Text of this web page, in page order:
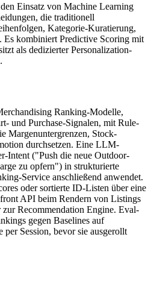
Einsatz von Machine Learning
die traditionell
Kategorie-Kuratierung,
Es kombiniert Predictive Scoring mit
als dedizierter Personalization-
Ranking-Modelle,
und Purchase-Signalen, mit Rule-
Margenuntergrenzen, Stock-
durchsetzen. Eine LLM-
Intent ("Push die neue Outdoor-
zu opfern") in strukturierte
Service anschließend anwendet.
oder sortierte ID-Listen über eine
API beim Rendern von Listings
Recommendation Engine. Eval-
gegen Baselines auf
Session, bevor sie ausgerollt